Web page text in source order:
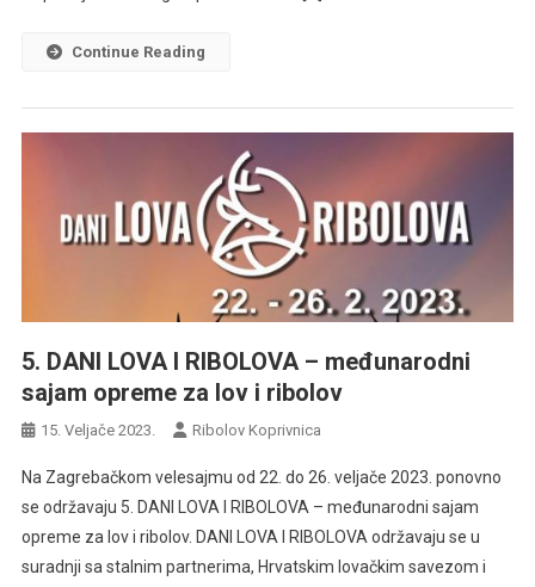
Continue Reading
5. DANI LOVA I RIBOLOVA – međunarodni
sajam opreme za lov i ribolov
15. Veljače 2023. Ribolov Koprivnica
Na Zagrebačkom velesajmu od 22. do 26. veljače 2023. ponovno
se održavaju 5. DANI LOVA I RIBOLOVA – međunarodni sajam
opreme za lov i ribolov. DANI LOVA I RIBOLOVA održavaju se u
suradnji sa stalnim partnerima, Hrvatskim lovačkim savezom i